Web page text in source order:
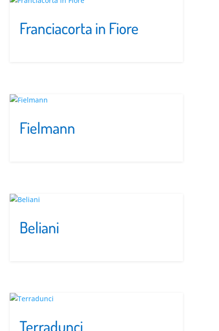
Franciacorta in Fiore
Fielmann
Beliani
Terradunci